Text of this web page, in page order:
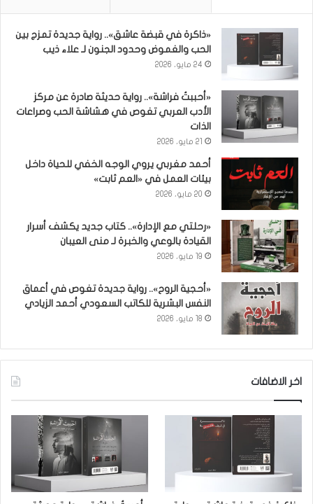
«ذاكرة في قبضة عاشق».. رواية جديدة تمزج بين
الحب والغموض وحدود الجنون لـ علاء ذيب
24 مايو، 2026
«أحببتُ فراشة».. رواية حديثة صادرة عن مركز
الأدب العربي تغوص في هشاشة الحب وصراعات
الذات
21 مايو، 2026
أحمد مغربي يروي الوجه الخفي للحياة داخل
بيئات العمل في «العم ثابت»
20 مايو، 2026
«رحلتي مع الإدارة».. كتاب جديد يكشف أسرار
القيادة بالوعي والخبرة لـ منى العيبان
19 مايو، 2026
«أحجية الروح».. رواية جديدة تغوص في أعماق
النفس البشرية للكاتب السعودي أحمد الزيادي
18 مايو، 2026
اخر الاضافات